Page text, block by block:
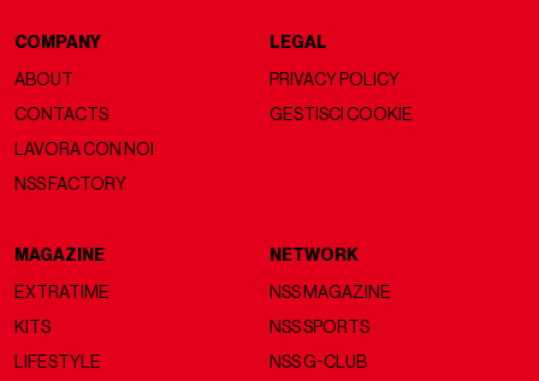
COMPANY
ABOUT
CONTACTS
LAVORA CON NOI
NSS FACTORY
LEGAL
PRIVACY POLICY
GESTISCI COOKIE
MAGAZINE
EXTRATIME
KITS
LIFESTYLE
NETWORK
NSS MAGAZINE
NSS SPORTS
NSS G-CLUB